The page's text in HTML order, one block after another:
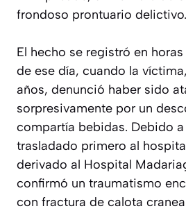
frondoso prontuario delictivo.
El hecho se registró en
de ese día, cuando la
años, denunció haber sido
sorpresivamente por un
compartía bebidas. Debido
trasladado primero al
derivado al Hospital
confirmó un traumatismo
con fractura de calota